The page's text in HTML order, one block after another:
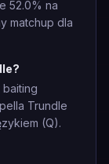
52.0% na
matchup dla
Trundle
(Q).